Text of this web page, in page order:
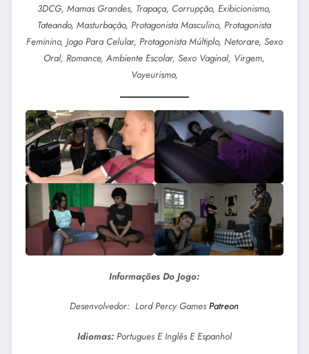
3DCG, Mamas Grandes, Trapaça, Corrupção, Exibicionismo,
Tateando, Masturbação, Protagonista Masculino, Protagonista
Feminino, Jogo Para Celular, Protagonista Múltiplo, Netorare, Sexo
Oral, Romance, Ambiente Escolar, Sexo Vaginal, Virgem,
Voyeurismo,
Informações Do Jogo:
Desenvolvedor: Lord Percy GamesPatreon
Idiomas:Portugues E Inglês E Espanhol